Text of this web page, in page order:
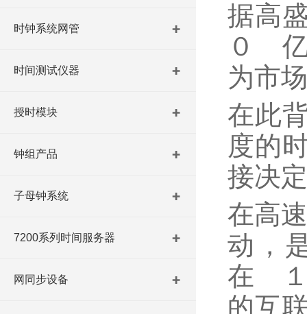
时钟系统网管
时间测试仪器
授时模块
钟组产品
子母钟系统
7200系列时间服务器
网同步设备
据高
０ 亿
为市
在此
度的
接决
在高
动，
在 １
的互